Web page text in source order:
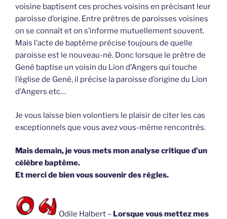
voisine baptisent ces proches voisins en précisant leur
paroisse d’origine. Entre prêtres de paroisses voisines
on se connaît et on s’informe mutuellement souvent.
Mais l’acte de baptême précise toujours de quelle
paroisse est le nouveau-né. Donc lorsque le prêtre de
Gené baptise un voisin du Lion d’Angers qui touche
l’église de Gené, il précise la paroisse d’origine du Lion
d’Angers etc…
Je vous laisse bien volontiers le plaisir de citer les cas
exceptionnels que vous avez vous-même rencontrés.
Mais demain, je vous mets mon analyse critique d’un
célèbre baptême.
Et merci de bien vous souvenir des règles.
Odile Halbert – Lorsque vous mettez mes